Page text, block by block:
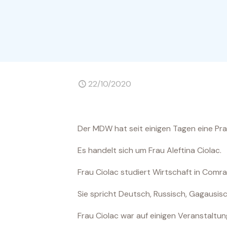
22/10/2020
Der MDW hat seit einigen Tagen eine
Es handelt sich um Frau Aleftina Ciolac.
Frau Ciolac studiert Wirtschaft in
Sie spricht Deutsch, Russisch,
Frau Ciolac war auf einigen